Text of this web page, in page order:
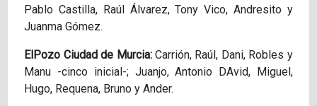
Pablo Castilla, Raúl Álvarez, Tony Vico, Andresito y
Juanma Gómez.
ElPozo Ciudad de Murcia:Carrión, Raúl, Dani, Robles y
Manu -cinco inicial-; Juanjo, Antonio DAvid, Miguel,
Hugo, Requena, Bruno y Ander.